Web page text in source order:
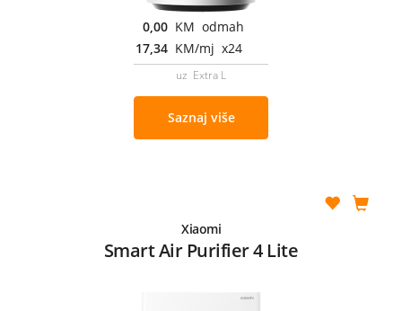
0,00 KM odmah
17,34 KM/mj x24
uz Extra L
Saznaj više
Xiaomi
Smart Air Purifier 4 Lite